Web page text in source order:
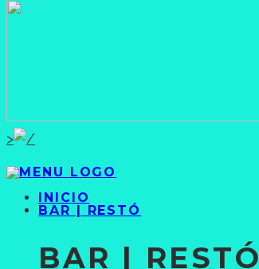
>
INICIO
BAR | RESTÓ
BAR | RESTÓ